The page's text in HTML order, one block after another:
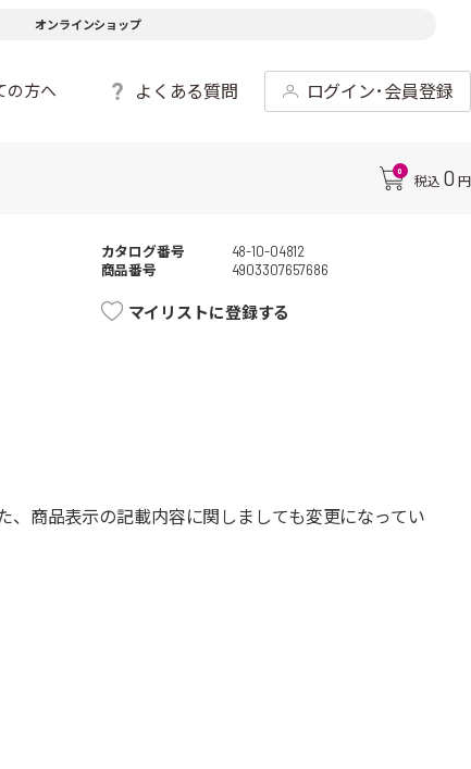
オンラインショップ
の方へ よくある質問 ログイン･会員登録
0
税込 0 円
カタログ番号
48-10-04812
商品番号
4903307657686
マイリストに登録する
商品表示の記載内容に関しましても変更になってい